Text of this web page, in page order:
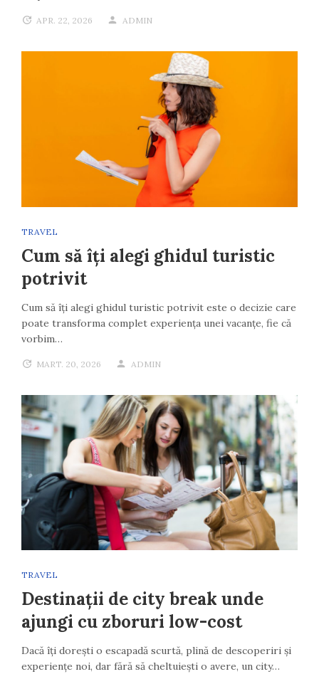
APR. 22, 2026 ADMIN
TRAVEL
Cum să îți alegi ghidul turistic
potrivit
Cum să îți alegi ghidul turistic potrivit este o decizie care
poate transforma complet experiența unei vacanțe, fie că
vorbim…
MART. 20, 2026 ADMIN
TRAVEL
Destinații de city break unde
ajungi cu zboruri low-cost
Dacă îți dorești o escapadă scurtă, plină de descoperiri și
experiențe noi, dar fără să cheltuiești o avere, un city…